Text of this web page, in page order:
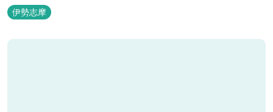
湾の潮風を感じる露天風呂や 広々としたテラス付きのお部屋。 行
き交うフェリーをのんびり眺めて、 日常をちょっと忘れるひと時を
伊勢志摩